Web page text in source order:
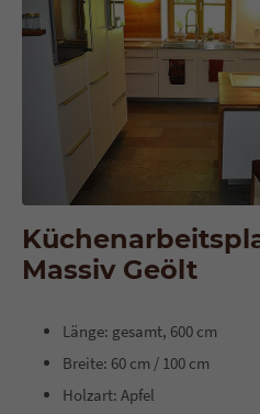
Massiv Geölt
Länge: gesamt, 600 cm
Breite: 60 cm / 100 cm
Holzart: Apfel